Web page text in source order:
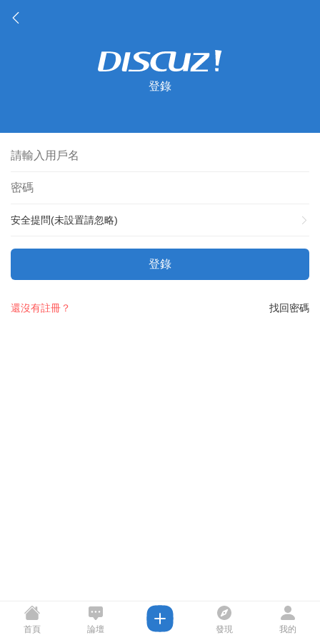
登錄
安全提問(未設置請忽略)
登錄
找回密碼
還沒有註冊？
首頁 論壇 發現 我的